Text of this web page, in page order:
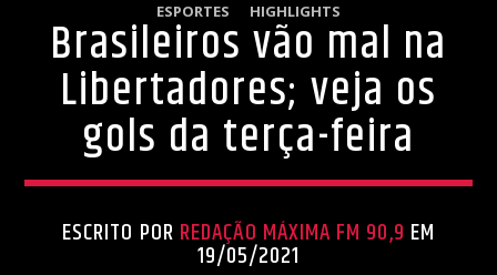
ESPORTES HIGHLIGHTS
Brasileiros vão mal na
Libertadores; veja os
gols da terça-feira
ESCRITO POR REDAÇÃO MÁXIMA FM 90,9 EM
19/05/2021